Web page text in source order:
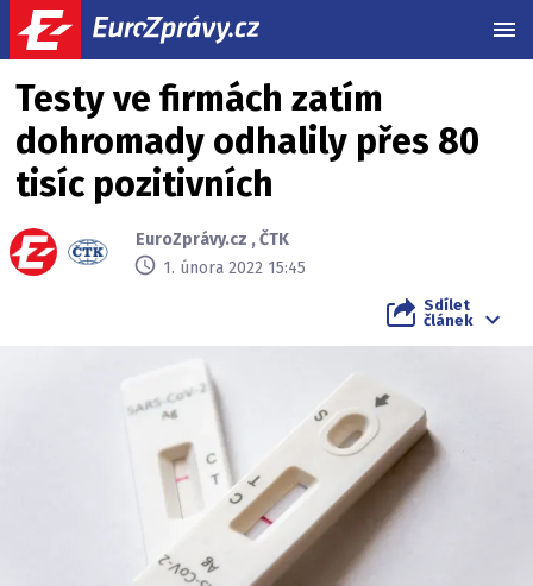
Testy ve firmách zatím
dohromady odhalily přes 80
tisíc pozitivních
EuroZprávy.cz ,ČTK
1. února 2022 15:45
Sdílet
článek